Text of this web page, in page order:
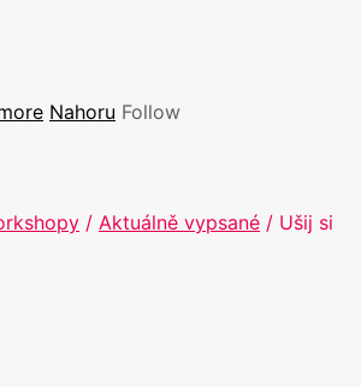
Nahoru Follow
/ Aktuálně vypsané / Ušij si